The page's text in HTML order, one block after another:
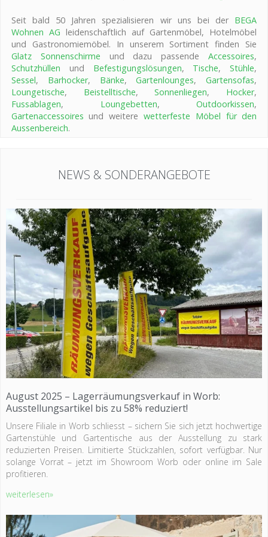
Seit bald 50 Jahren spezialisieren wir uns bei der BEGA
Wohnen AG leidenschaftlich auf Gartenmöbel, Hotelmöbel
und Gastronomiemöbel. In unserem Sortiment finden Sie
Glatz Sonnenschirme und dazu passendeAccessoires,
Schutzhüllen und Befestigungslösungen, Tische,Stühle,
Sessel, Barhocker, Bänke,Gartenlounges,Gartensofas,
Loungetische, Beistelltische,Sonnenliegen, Hocker,
Fussablagen, Loungebetten, Outdoorkissen,
Gartenaccessoires und weitere wetterfeste Möbel für den
Aussenbereich.
NEWS & SONDERANGEBOTE
August 2025 – Lagerräumungsverkauf in Worb:
Ausstellungsartikel bis zu 58% reduziert!
Unsere Filiale in Worb schliesst – sichern Sie sich jetzt hochwertige
Gartenstühle und Gartentische aus der Ausstellung zu stark
reduzierten Preisen. Limitierte Stückzahlen, sofort verfügbar. Nur
solange Vorrat – jetzt im Showroom Worb oder online im Sale
profitieren.
weiterlesen»